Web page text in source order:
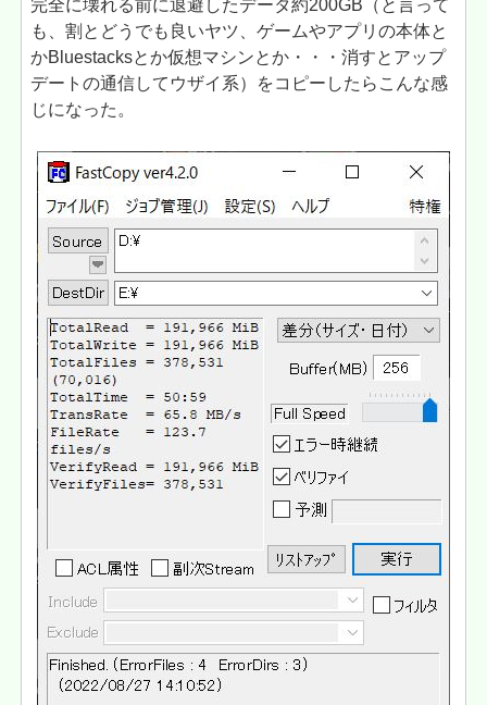
完全に壊れる前に退避したデータ約200GB（と言って
も、割とどうでも良いヤツ、ゲームやアプリの本体と
かBluestacksとか仮想マシンとか・・・消すとアップ
デートの通信してウザイ系）をコピーしたらこんな感
じになった。